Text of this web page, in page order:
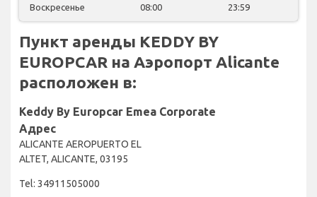
Воскресенье 08:00 23:59
Пункт аренды KEDDY BY
EUROPCAR на Аэропорт Alicante
расположен в:
Keddy By Europcar Emea Corporate
Адрес
ALICANTE AEROPUERTO EL
ALTET, ALICANTE, 03195
Tel: 34911505000